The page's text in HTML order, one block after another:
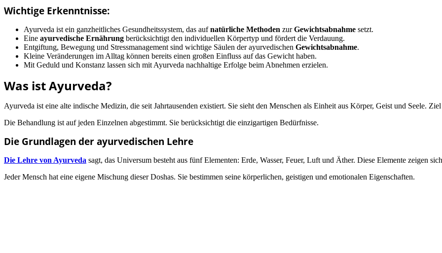
Wichtige Erkenntnisse:
Ayurveda ist ein ganzheitliches Gesundheitssystem, das aufnatürliche Methoden zurGewichtsabnahme setzt.
Eine ayurvedische Ernährung berücksichtigt den individuellen Körpertyp und fördert die Verdauung.
Entgiftung, Bewegung und Stressmanagement sind wichtige Säulen der ayurvedischen Gewichtsabnahme.
Kleine Veränderungen im Alltag können bereits einen großen Einfluss auf das Gewicht haben.
Mit Geduld und Konstanz lassen sich mit Ayurveda nachhaltige Erfolge beim Abnehmen erzielen.
Was ist Ayurveda?
Ayurveda ist eine alte indische Medizin, die seit Jahrtausenden existiert. Sie sieht den Menschen als Einheit aus Körper, Geist und Seele.
Die Behandlung ist auf jeden Einzelnen abgestimmt. Sie berücksichtigt die einzigartigen Bedürfnisse.
Die Grundlagen der ayurvedischen Lehre
Die Lehre von Ayurveda sagt, das Universum besteht aus fünf Elementen: Erde, Wasser, Feuer, Luft und Äther. Diese Elemente zeigen
Jeder Mensch hat eine eigene Mischung dieser Doshas. Sie bestimmen seine körperlichen, geistigen und emotionalen Eigenschaften.